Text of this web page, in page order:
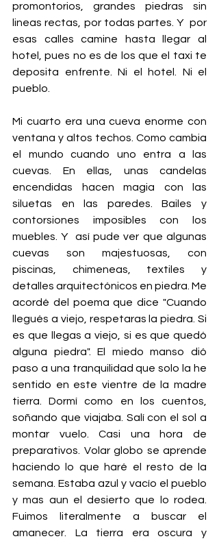
promontorios, grandes piedras sin
lineas rectas, por todas partes. Y  por
esas calles camine hasta llegar al
hotel, pues no es de los que el taxi te
deposita enfrente. Ni el hotel. Ni el
pueblo.
Mi cuarto era una cueva enorme con
ventana y altos techos. Como cambia
el mundo cuando uno entra a las
cuevas. En ellas, unas candelas
encendidas hacen magia con las
siluetas en las paredes. Bailes y
contorsiones imposibles con los
muebles. Y  así pude ver que algunas
cuevas son majestuosas, con
piscinas, chimeneas, textiles y
detalles arquitectónicos en piedra. Me
acordé del poema que dice "Cuando
llegués a viejo, respetaras la piedra. Si
es que llegas a viejo, si es que quedó
alguna piedra". El miedo manso dió
paso a una tranquilidad que solo la he
sentido en este vientre de la madre
tierra. Dormí como en los cuentos,
soñando que viajaba. Salí con el sol a
montar vuelo. Casi una hora de
preparativos. Volar globo se aprende
haciendo lo que haré el resto de la
semana. Estaba azul y vacío el pueblo
y mas aun el desierto que lo rodea.
Fuimos literalmente a buscar el
amanecer. La tierra era oscura y